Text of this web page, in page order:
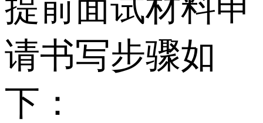
提前面试材料申
请书写步骤如
下：